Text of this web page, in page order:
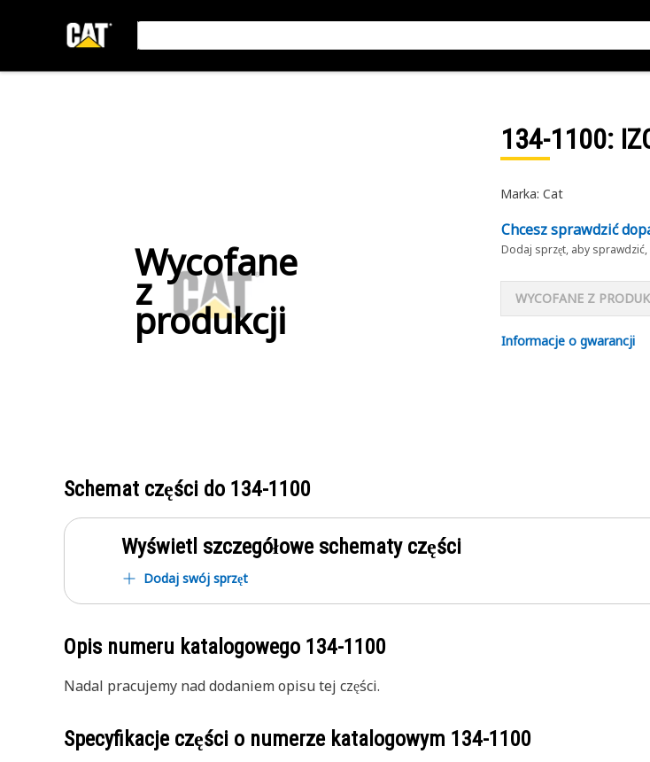
Wycofane
z
produkcji
134-1100:
Marka: Cat
Chcesz sprawdzić
Dodaj sprzęt, aby
WYCOFANE Z
Informacje o gwarancji
Schemat części do 134-1100
Wyświetl szczegółowe schematy części
Dodaj swój sprzęt
Opis numeru katalogowego 134-1100
Nadal pracujemy nad dodaniem opisu tej części.
Specyfikacje części o numerze katalogowym 134-1100